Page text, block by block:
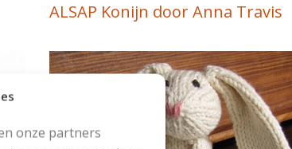
onze partners
ALSAP Konijn door Anna Travis